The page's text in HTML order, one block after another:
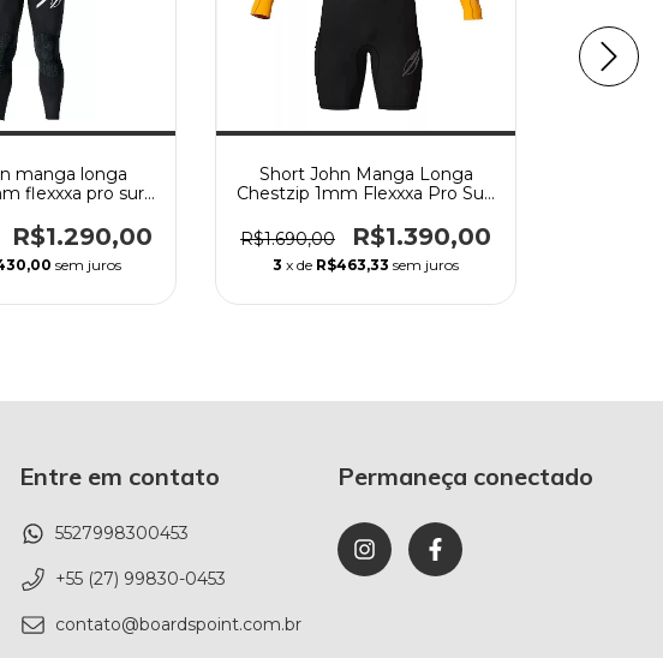
manga longa
flexxxa pro surf
R$1.290,00
sem juros
Short John Manga Longa
Chestzip 1mm Flexxxa Pro Surf
R$1.690,00
R$1.390,00
3 x de R$463,33 sem juros
Entre em contato
5527998300453
+55 (27) 99830-0453
contato@boardspoint.com.br
Permaneça conectado